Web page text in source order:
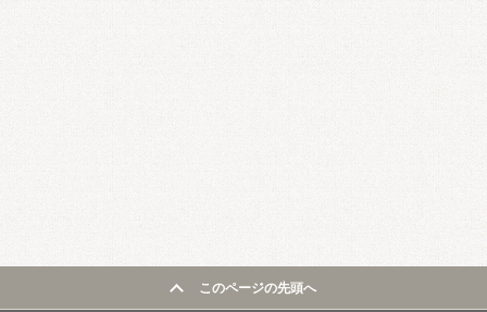
このページの先頭へ